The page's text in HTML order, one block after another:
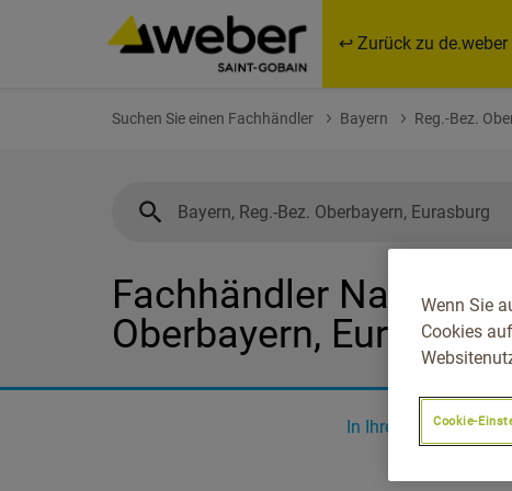
↩ Zurück zu de.weber
Suchen Sie einen Fachhändler Bayern Reg.-Bez.
Fachhändler Nahe
Oberbayern, Eurasburg
In Ihrer Nähe 0
Wenn Sie
Cookies
Cookie-